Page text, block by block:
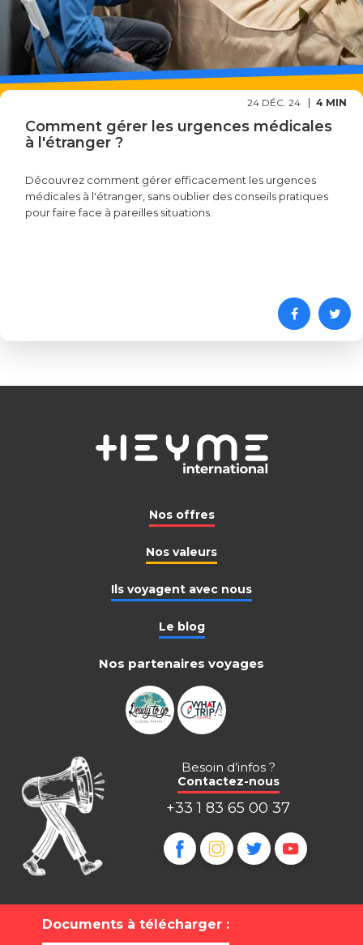
24 DÉC. 24 4 MIN
Comment gérer les urgences médicales
à l'étranger ?
Découvrez comment gérer efficacement les urgences
médicales à l'étranger, sans oublier des conseils pratiques
pour faire face à pareilles situations.
Nos offres
Nos valeurs
Ils voyagent avec nous
Le blog
Nos partenaires voyages
Besoin d’infos ?
Contactez-nous
+33 1 83 65 00 37
Documents à télécharger :